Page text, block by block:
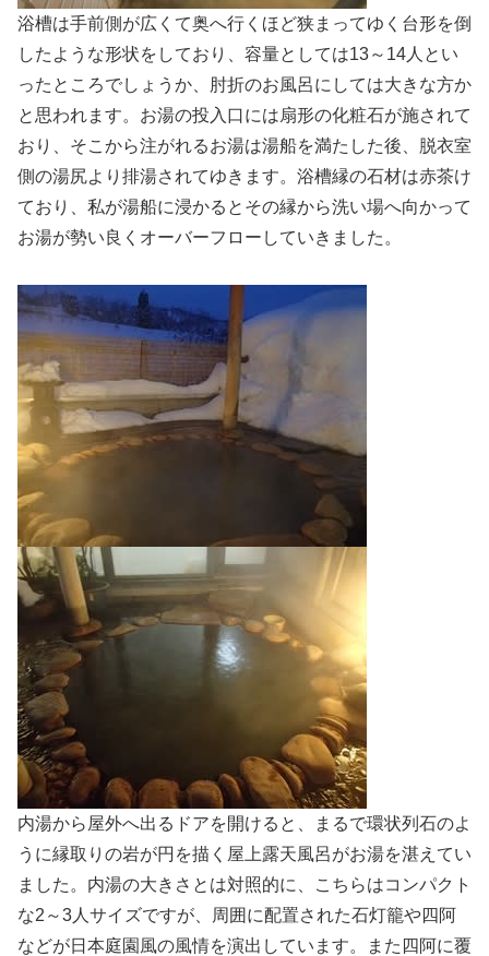
浴槽は手前側が広くて奥へ行くほど狭まってゆく台形を倒
したような形状をしており、容量としては13～14人とい
ったところでしょうか、肘折のお風呂にしては大きな方か
と思われます。お湯の投入口には扇形の化粧石が施されて
おり、そこから注がれるお湯は湯船を満たした後、脱衣室
側の湯尻より排湯されてゆきます。浴槽縁の石材は赤茶け
ており、私が湯船に浸かるとその縁から洗い場へ向かって
お湯が勢い良くオーバーフローしていきました。
内湯から屋外へ出るドアを開けると、まるで環状列石のよ
うに縁取りの岩が円を描く屋上露天風呂がお湯を湛えてい
ました。内湯の大きさとは対照的に、こちらはコンパクト
な2～3人サイズですが、周囲に配置された石灯籠や四阿
などが日本庭園風の風情を演出しています。また四阿に覆